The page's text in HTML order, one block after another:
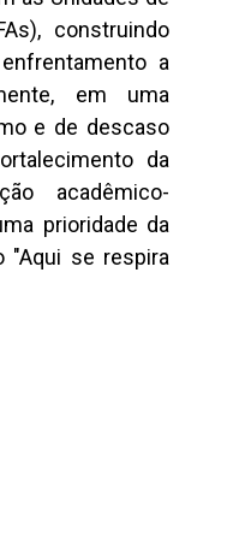
construindo
a
em uma
e de descaso
da
acadêmico-
prioridade da
"Aqui se respira